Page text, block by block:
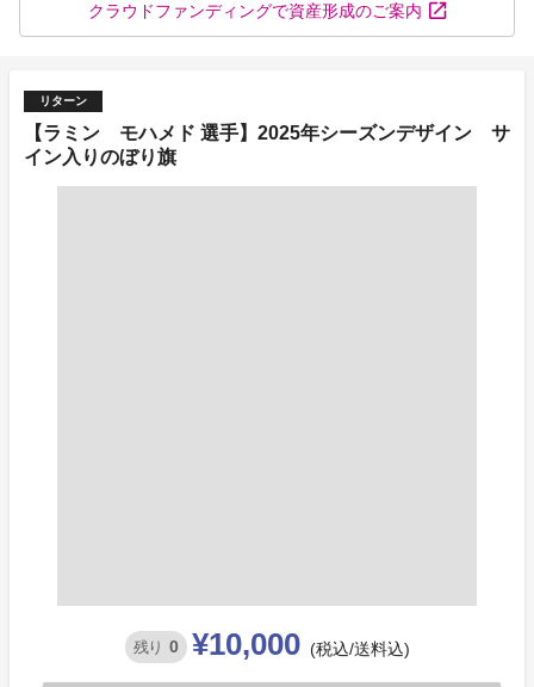
クラウドファンディングで資産形成のご案内
リターン
【ラミン モハメド 選手】2025年シーズンデザイン サ
イン入りのぼり旗
残り 0 ¥10,000 (税込/送料込)